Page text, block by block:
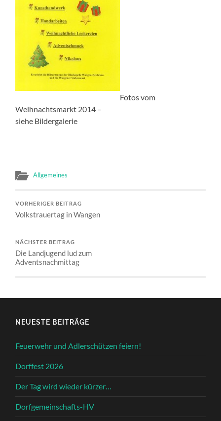
Fotos vom
Weihnachtsmarkt 2014 –
siehe Bildergalerie
Allgemeines
VORHERIGER BEITRAG
Volkstrauertag in Wangen
NÄCHSTER BEITRAG
Die Landjugend lud zum
Adventsnachmittag
NEUESTE BEITRÄGE
Feuerwehr und Adlerschützen feiern!
Dorffest 2026
Der Tag wird wieder kürzer…
Dorfgemeinschafts-HV